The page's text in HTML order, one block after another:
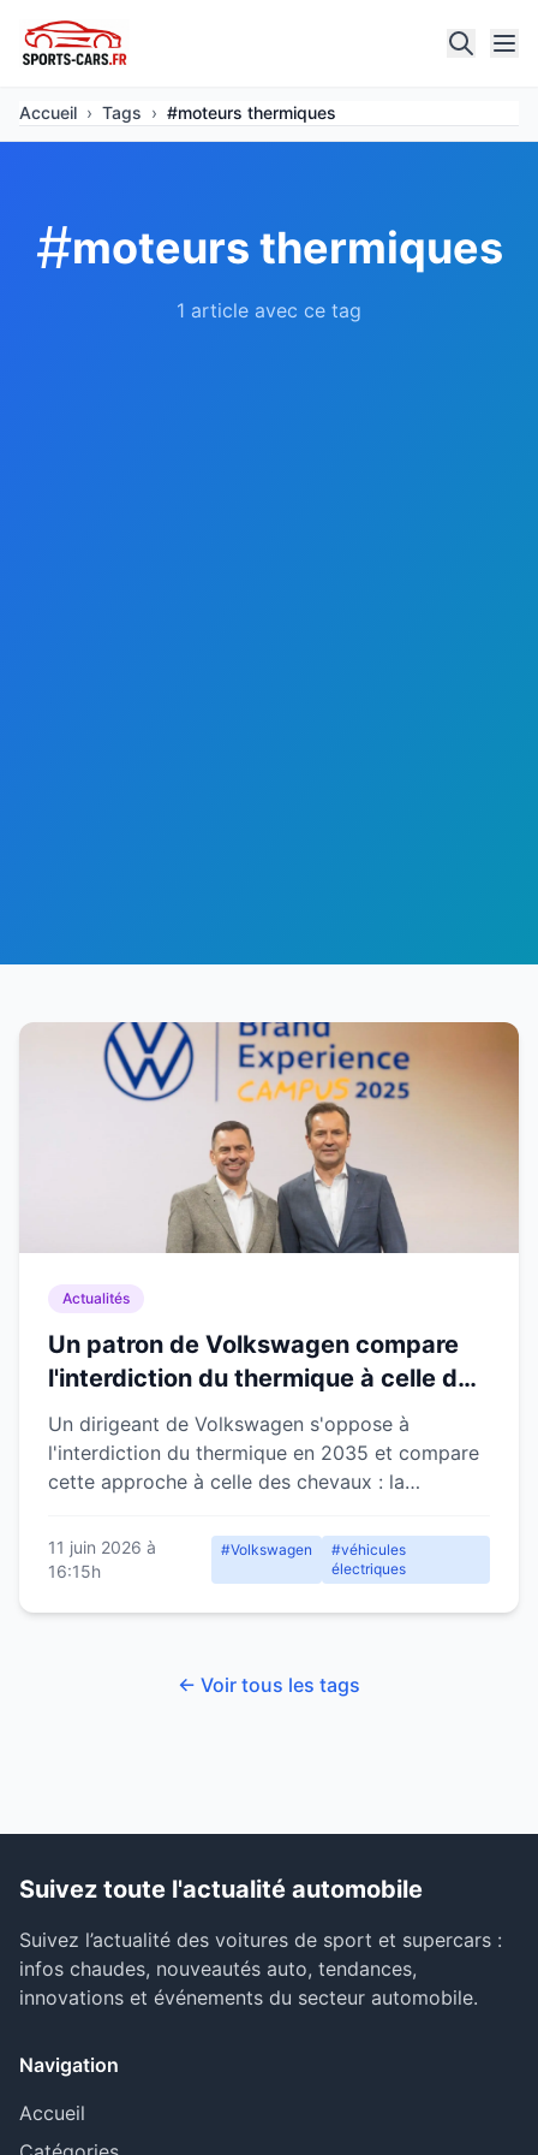
Accueil › Tags › #moteurs thermiques
#moteurs thermiques
1 article avec ce tag
Actualités
Un patron de Volkswagen compare
l'interdiction du thermique à celle des
chevaux : jamais arrivée
Un dirigeant de Volkswagen s'oppose à
l'interdiction du thermique en 2035 et compare
cette approche à celle des chevaux : la
11 juin 2026 à
16:15h
#Volkswagen
#véhicules
électriques
← Voir tous les tags
Suivez toute l'actualité automobile
Suivez l’actualité des voitures de sport et supercars :
infos chaudes, nouveautés auto, tendances,
innovations et événements du secteur automobile.
Navigation
Accueil